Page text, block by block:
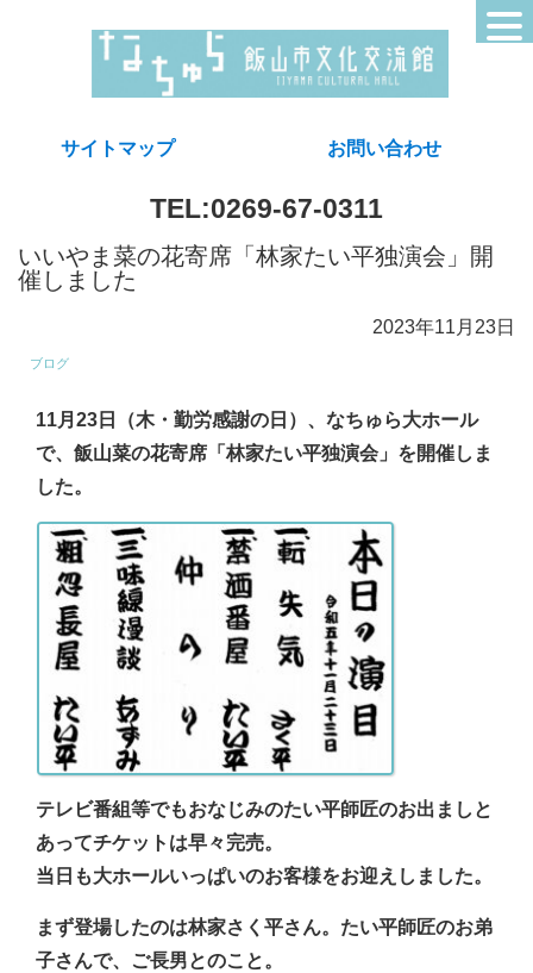
サイトマップ お問い合わせ
TEL:0269-67-0311
いいやま菜の花寄席「林家たい平独演会」開
催しました
2023年11月23日
ブログ
11月23日（木・勤労感謝の日）、なちゅら大ホール
で、飯山菜の花寄席「林家たい平独演会」を開催しま
した。
テレビ番組等でもおなじみのたい平師匠のお出ましと
あってチケットは早々完売。
当日も大ホールいっぱいのお客様をお迎えしました。
まず登場したのは林家さく平さん。たい平師匠のお弟
子さんで、ご長男とのこと。